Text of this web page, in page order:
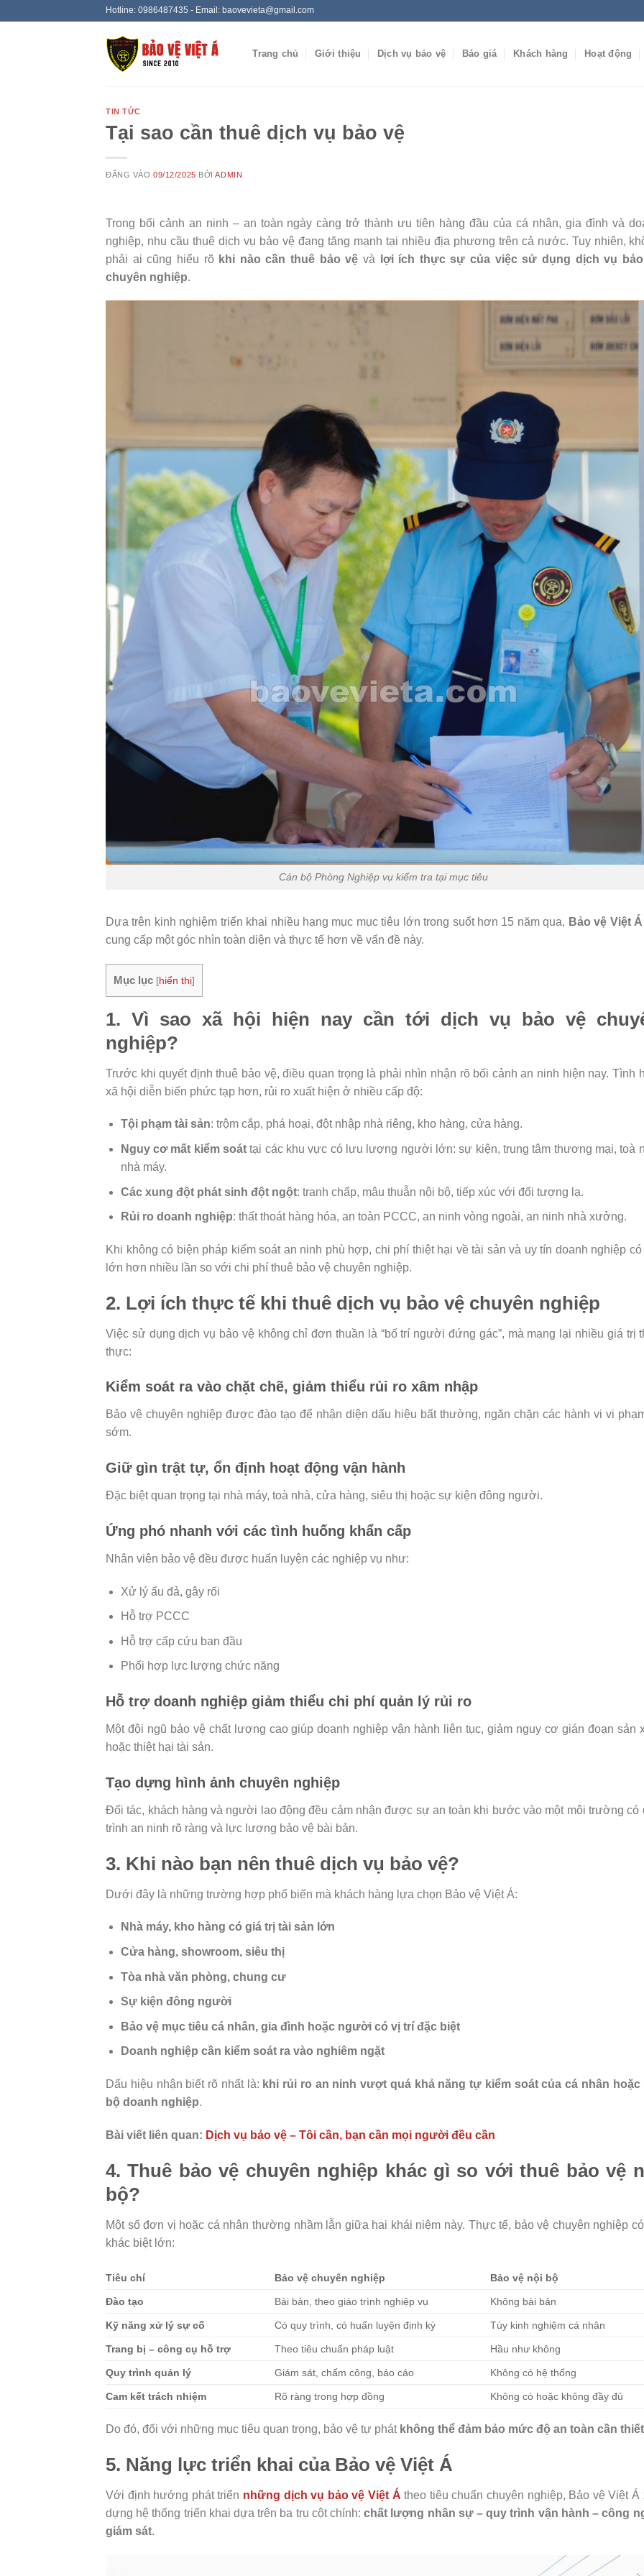
Hotline: 0986487435 - Email: baovevieta@gmail.com
Trang chủ Giới thiệu Dịch vụ bảo vệ Báo giá Khách hàng Hoạt động
TIN TỨC
Tại sao cần thuê dịch vụ bảo vệ
ĐĂNG VÀO09/12/2025 BỞIADMIN
Trong bối cảnh an ninh – an toàn ngày càng trở thành ưu tiên hàng đầu của cá nhân, gia đình và
nghiệp, nhu cầu thuê dịch vụ bảo vệ đang tăng mạnh tại nhiều địa phương trên cả nước. Tuy nhiên,
phải ai cũng hiểu rõ khi nào cần thuê bảo vệ và
lợi ích thực sự của việc sử dụng dịch vụ
chuyên nghiệp.
Cán bộ Phòng Nghiệp vụ kiểm tra tại mục tiêu
Dựa trên kinh nghiệm triển khai nhiều hạng mục mục tiêu lớn trong suốt hơn 15 năm qua, Bảo vệ Việt Á
cung cấp một góc nhìn toàn diện và thực tế hơn về vấn đề này.
Mục lục [hiển thị]
1. Vì sao xã hội hiện nay cần tới dịch vụ bảo vệ
nghiệp?
Trước khi quyết định thuê bảo vệ, điều quan trọng là phải nhìn nhận rõ bối cảnh an ninh hiện nay. Tình
xã hội diễn biến phức tạp hơn, rủi ro xuất hiện ở nhiều cấp độ:
Tội phạm tài sản: trộm cắp, phá hoại, đột nhập nhà riêng, kho hàng, cửa hàng.
Nguy cơ mất kiểm soát tại các khu vực có lưu lượng người lớn: sự kiện, trung tâm thương mại, toà
nhà máy.
Các xung đột phát sinh đột ngột: tranh chấp, mâu thuẫn nội bộ, tiếp xúc với đối tượng lạ.
Rủi ro doanh nghiệp: thất thoát hàng hóa, an toàn PCCC, an ninh vòng ngoài, an ninh nhà xưởng.
Khi không có biện pháp kiểm soát an ninh phù hợp, chi phí thiệt hại về tài sản và uy tín doanh nghiệp có
lớn hơn nhiều lần so với chi phí thuê bảo vệ chuyên nghiệp.
2. Lợi ích thực tế khi thuê dịch vụ bảo vệ chuyên nghiệp
Việc sử dụng dịch vụ bảo vệ không chỉ đơn thuần là “bố trí người đứng gác”, mà mang lại nhiều giá trị
thực:
Kiểm soát ra vào chặt chẽ, giảm thiểu rủi ro xâm nhập
Bảo vệ chuyên nghiệp được đào tạo để nhận diện dấu hiệu bất thường, ngăn chặn các hành vi vi
sớm.
Giữ gìn trật tự, ổn định hoạt động vận hành
Đặc biệt quan trọng tại nhà máy, toà nhà, cửa hàng, siêu thị hoặc sự kiện đông người.
Ứng phó nhanh với các tình huống khẩn cấp
Nhân viên bảo vệ đều được huấn luyện các nghiệp vụ như:
Xử lý ẩu đả, gây rối
Hỗ trợ PCCC
Hỗ trợ cấp cứu ban đầu
Phối hợp lực lượng chức năng
Hỗ trợ doanh nghiệp giảm thiểu chi phí quản lý rủi ro
Một đội ngũ bảo vệ chất lượng cao giúp doanh nghiệp vận hành liên tục, giảm nguy cơ gián đoạn sản
hoặc thiệt hại tài sản.
Tạo dựng hình ảnh chuyên nghiệp
Đối tác, khách hàng và người lao động đều cảm nhận được sự an toàn khi bước vào một môi trường có
trình an ninh rõ ràng và lực lượng bảo vệ bài bản.
3. Khi nào bạn nên thuê dịch vụ bảo vệ?
Dưới đây là những trường hợp phổ biến mà khách hàng lựa chọn Bảo vệ Việt Á:
Nhà máy, kho hàng có giá trị tài sản lớn
Cửa hàng, showroom, siêu thị
Tòa nhà văn phòng, chung cư
Sự kiện đông người
Bảo vệ mục tiêu cá nhân, gia đình hoặc người có vị trí đặc biệt
Doanh nghiệp cần kiểm soát ra vào nghiêm ngặt
Dấu hiệu nhận biết rõ nhất là: khi rủi ro an ninh vượt quá khả năng tự kiểm soát của cá nhân hoặc
bộ doanh nghiệp.
Bài viết liên quan: Dịch vụ bảo vệ – Tôi cần, bạn cần mọi người đều cần
4. Thuê bảo vệ chuyên nghiệp khác gì so với thuê bảo vệ
bộ?
Một số đơn vị hoặc cá nhân thường nhầm lẫn giữa hai khái niệm này. Thực tế, bảo vệ chuyên nghiệp
khác biệt lớn:
Tiêu chí Bảo vệ chuyên nghiệp Bảo vệ nội bộ
Đào tạo Bài bản, theo giáo trình nghiệp vụ Không bài bản
Kỹ năng xử lý sự cố Có quy trình, có huấn luyện định kỳ Tùy kinh nghiệm cá nhân
Trang bị – công cụ hỗ trợ Theo tiêu chuẩn pháp luật Hầu như không
Quy trình quản lý Giám sát, chấm công, báo cáo Không có hệ thống
Cam kết trách nhiệm Rõ ràng trong hợp đồng Không có hoặc không đầy đủ
Do đó, đối với những mục tiêu quan trọng, bảo vệ tự phát không thể đảm bảo mức độ an toàn cần thiết
5. Năng lực triển khai của Bảo vệ Việt Á
Với định hướng phát triển những dịch vụ bảo vệ Việt Á theo tiêu chuẩn chuyên nghiệp, Bảo vệ Việt Á
dựng hệ thống triển khai dựa trên ba trụ cột chính:chất lượng nhân sự – quy trình vận hành – công
giám sát.